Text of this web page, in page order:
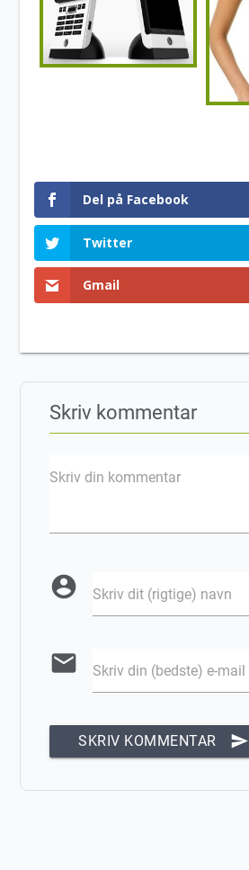
Del på Facebook
Twitter
Gmail
Skriv kommentar
Skriv din kommentar
account_circle Skriv dit (rigtige) navn
email Skriv din (bedste) e-mail
SKRIV KOMMENTAR send